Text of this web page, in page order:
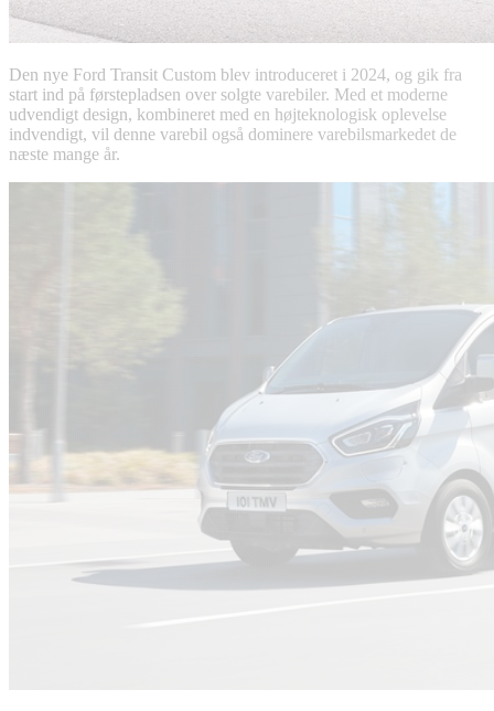
Den nye Ford Transit Custom blev introduceret i 2024, og gik fra
start ind på førstepladsen over solgte varebiler. Med et moderne
udvendigt design, kombineret med en højteknologisk oplevelse
indvendigt, vil denne varebil også dominere varebilsmarkedet de
næste mange år.